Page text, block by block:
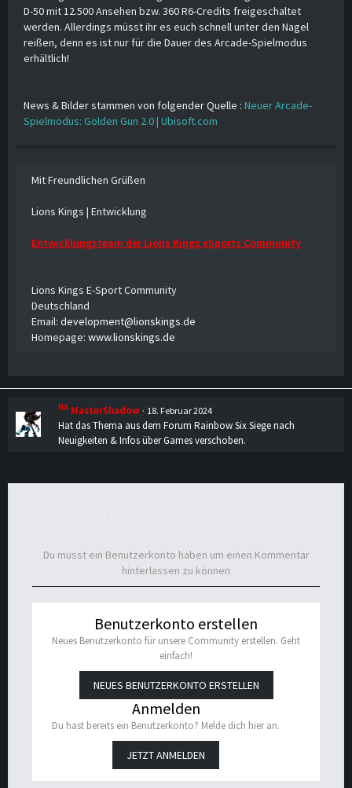
D-50 mit 12.500 Ansehen bzw. 360 R6-Credits freigeschaltet
werden. Allerdings müsst ihr es euch schnell unter den Nagel
reißen, denn es ist nur für die Dauer des Arcade-Spielmodus
erhältlich!
News & Bilder stammen von folgender Quelle : Neuer Arcade-
Spielmodus: Golden Gun 2.0 | Ubisoft.com
Mit Freundlichen Grüßen
Lions Kings | Entwicklung
Entwicklungsteam der Lions Kings eSports Community
Lions Kings E-Sport Community
Deutschland
Email: development@lionskings.de
Homepage: www.lionskings.de
HA MasterShadow 18. Februar 2024
Hat das Thema aus dem Forum Rainbow Six Siegenach
Neuigkeiten & Infos über Gamesverschoben.
Du musst ein Benutzerkonto haben um einen Kommentar
hinterlassen zu können
Benutzerkonto erstellen
Neues Benutzerkonto für unsere Community erstellen. Geht
einfach!
NEUES BENUTZERKONTO ERSTELLEN
Anmelden
Du hast bereits ein Benutzerkonto? Melde dich hier an.
JETZT ANMELDEN